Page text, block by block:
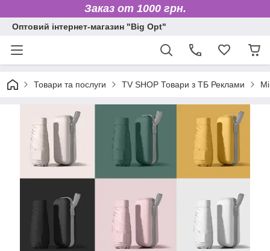
Заказ от 1000 грн.
Оптовий інтернет-магазин "Big Opt"
Товари та послуги TV SHOP Товари з ТБ Реклами